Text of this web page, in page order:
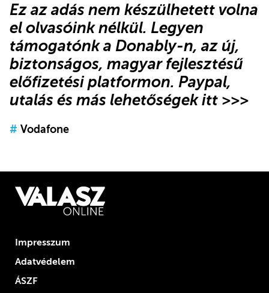
Ez az adás nem készülhetett volna
el olvasóink nélkül. Legyen
támogatónka Donably-n, az új,
biztonságos, magyar fejlesztésű
előfizetési platformon. Paypal,
utalás és más lehetőségek itt >>>
# Vodafone
Impresszum
Adatvédelem
ÁSZF